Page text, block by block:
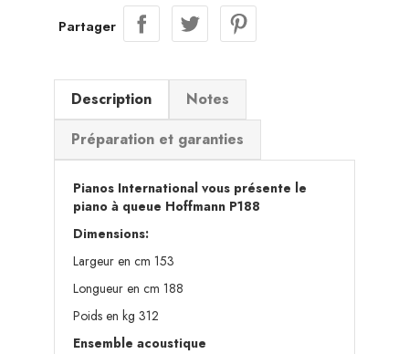
Partager
Description
Notes
Préparation et garanties
Pianos International vous présente le
piano à queue Hoffmann P188
Dimensions:
Largeur en cm 153
Longueur en cm 188
Poids en kg 312
Ensemble acoustique